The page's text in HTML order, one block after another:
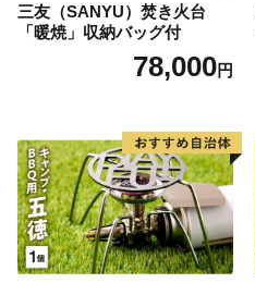
三友（SANYU）焚き火台
「暖焼」収納バッグ付
78,000円